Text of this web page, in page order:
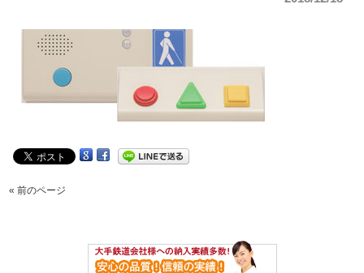
« 前のページ